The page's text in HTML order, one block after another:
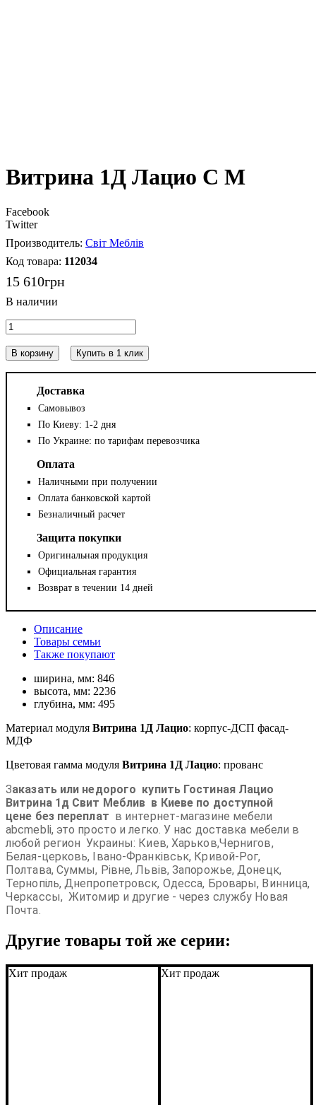
Витрина 1Д Лацио С М
Facebook
Twitter
Світ Меблів
112034
15 610грн
В корзину Купить в 1 клик
Доставка
Самовывоз
По Киеву: 1-2 дня
По Украине: по тарифам перевозчика
Оплата
Наличными при получении
Оплата банковской картой
Безналичный расчет
Защита покупки
Оригинальная продукция
Официальная гарантия
Возврат в течении 14 дней
Описание
Товары семьи
Также покупают
ширина, мм: 846
высота, мм: 2236
глубина, мм: 495
Материал модуля Витрина 1Д Лацио: корпус-ДСП фасад-
МДФ
Цветовая гамма модуля Витрина 1Д Лацио: прованс
Заказать или недорого купить Гостиная Лацио
Витрина 1д Свит Меблив в Киеве по доступной
цене без переплат в интернет-магазине мебели
abcmebli, это просто и легко. У нас доставка мебели в
любой регион Украины: Киев, Харьков,Чернигов,
Белая-церковь, Івано-Франківськ, Кривой-Рог,
Полтава, Суммы, Рівне, Львів, Запорожье, Донецк,
Тернопіль, Днепропетровск, Одесса, Бровары, Винница,
Черкассы, Житомир и другие - через службу Новая
Почта.
stenka_livorno_aktsiya
Другие товары той же серии:
Хит продаж Хит продаж